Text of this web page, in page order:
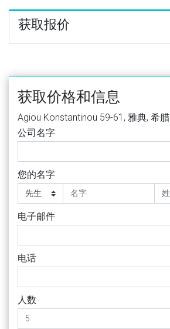
获取报价
获取价格和信息
Agiou Konstantinou 59-61, 雅典, 希腊
公司名字
您的名字
电子邮件
电话
人数